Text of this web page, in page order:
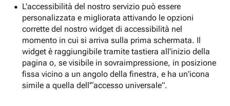
L'accessibilità del nostro servizio può essere
personalizzata e migliorata attivando le opzioni
corrette del nostro widget di accessibilità nel
momento in cui si arriva sulla prima schermata. Il
widget è raggiungibile tramite tastiera all'inizio della
pagina o, se visibile in sovraimpressione, in posizione
fissa vicino a un angolo della finestra, e ha un'icona
simile a quella dell'“accesso universale”.